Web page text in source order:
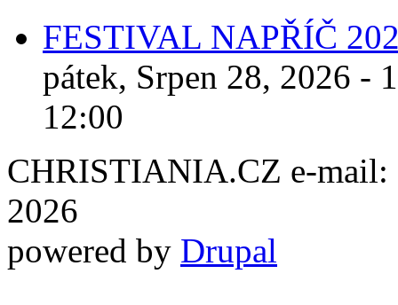
FESTIVAL NAPŘÍČ
pátek, Srpen 28, 2026 -
12:00
CHRISTIANIA.CZ e-mail:
2026
powered by Drupal